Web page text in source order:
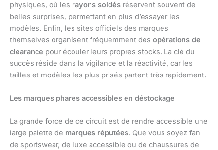
physiques, où les rayons soldés réservent souvent de
belles surprises, permettant en plus d’essayer les
modèles. Enfin, les sites officiels des marques
themselves organisent fréquemment des opérations de
clearance pour écouler leurs propres stocks. La clé du
succès réside dans la vigilance et la réactivité, car les
tailles et modèles les plus prisés partent très rapidement.
Les marques phares accessibles en déstockage
La grande force de ce circuit est de rendre accessible une
large palette de marques réputées. Que vous soyez fan
de sportswear, de luxe accessible ou de chaussures de